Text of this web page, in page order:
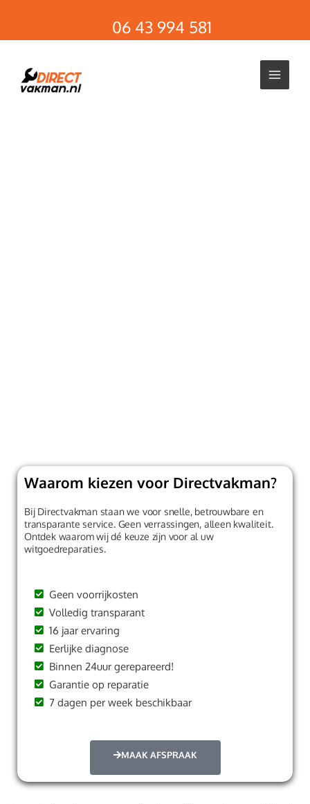
de
06 43 994 581
Waarom kiezen voor Directvakman?
Bij Directvakman staan we voor snelle, betrouwbare en
transparante service. Geen verrassingen, alleen kwaliteit.
Ontdek waarom wij dé keuze zijn voor al uw
witgoedreparaties.
Geen voorrijkosten
Volledig transparant
16 jaar ervaring
Eerlijke diagnose
Binnen 24uur gerepareerd!
Garantie op reparatie
7 dagen per week beschikbaar
MAAK AFSPRAAK